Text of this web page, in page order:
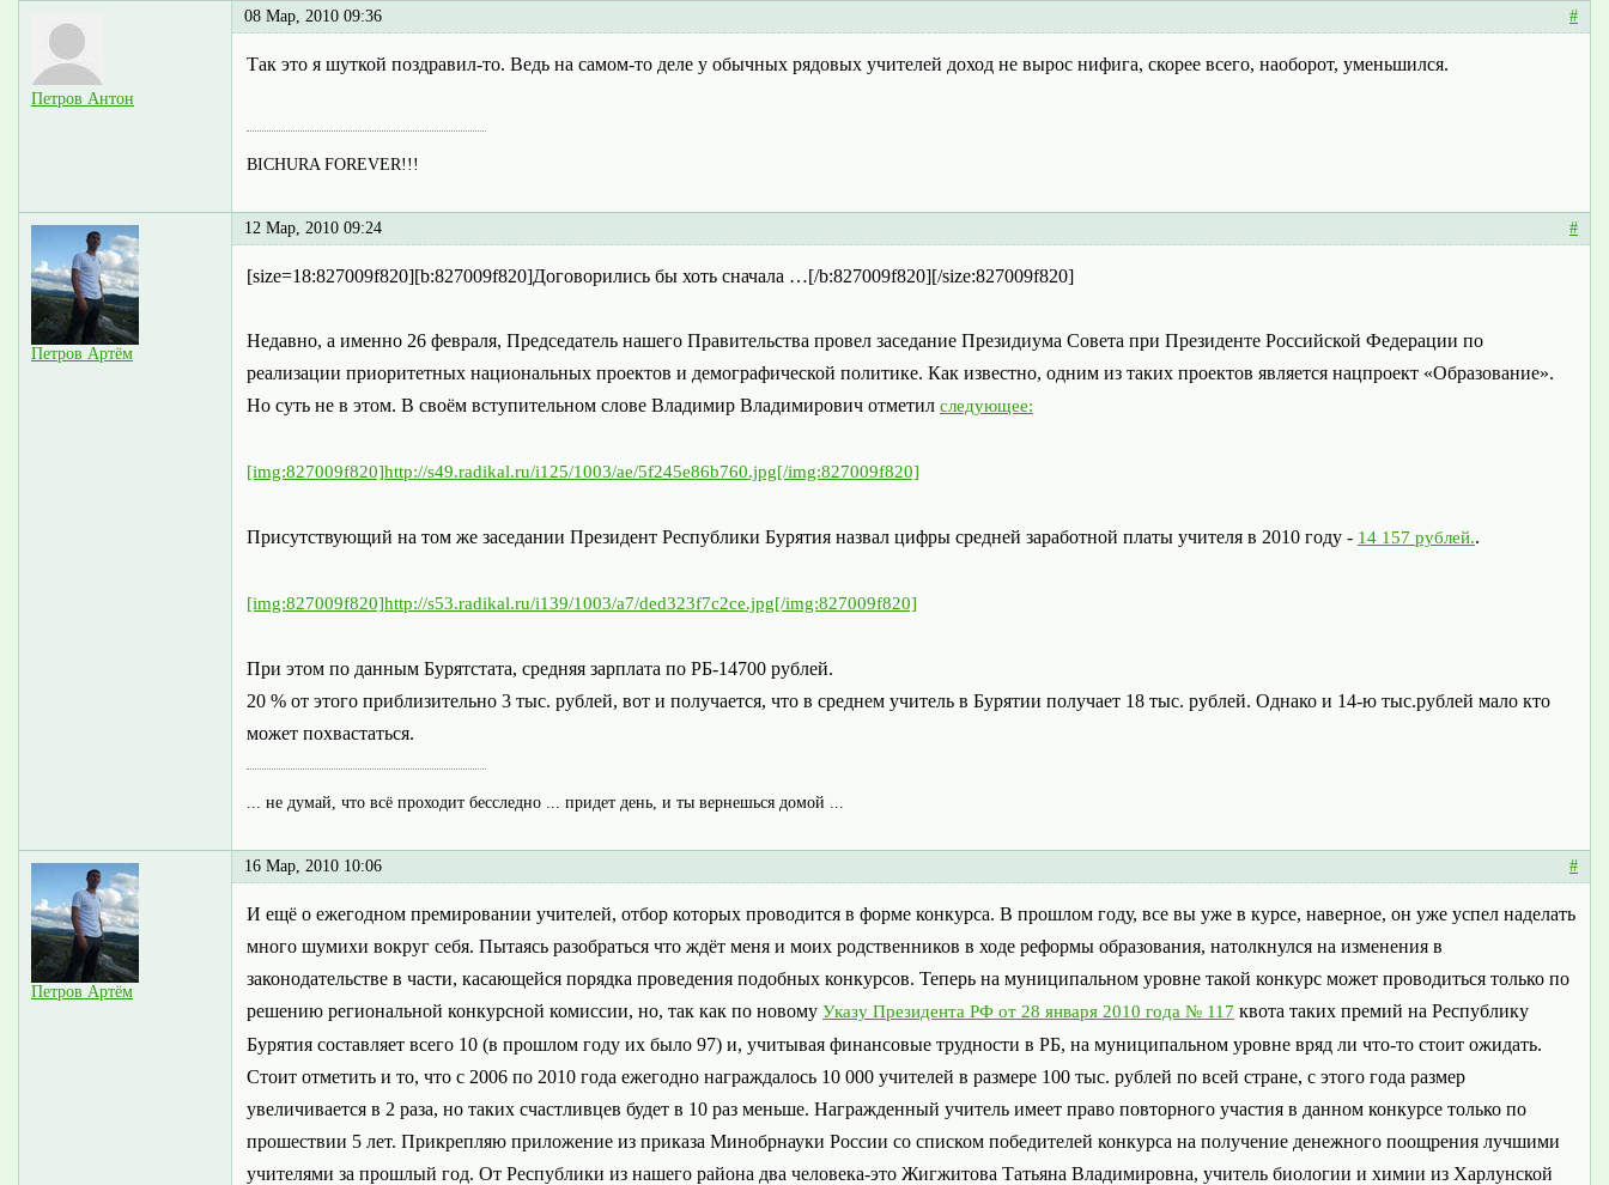
Петров Антон
08 Мар, 2010 09:36 #
Так это я шуткой поздравил-то. Ведь на самом-то деле у обычных рядовых учителей доход не вырос нифига, скорее всего, наоборот, уменьшился.
BICHURA FOREVER!!!
Петров Артём
12 Мар, 2010 09:24 #
[size=18:827009f820][b:827009f820]Договорились бы хоть сначала …[/b:827009f820][/size:827009f820]
Недавно, а именно 26 февраля, Председатель нашего Правительства провел заседание Президиума Совета при Президенте Российской Федерации по
реализации приоритетных национальных проектов и демографической политике. Как известно, одним из таких проектов является нацпроект «Образование».
Но суть не в этом. В своём вступительном слове Владимир Владимирович отметил следующее:
[img:827009f820]http://s49.radikal.ru/i125/1003/ae/5f245e86b760.jpg[/img:827009f820]
Присутствующий на том же заседании Президент Республики Бурятия назвал цифры средней заработной платы учителя в 2010 году - 14 157 рублей..
[img:827009f820]http://s53.radikal.ru/i139/1003/a7/ded323f7c2ce.jpg[/img:827009f820]
При этом по данным Бурятстата, средняя зарплата по РБ-14700 рублей.
20 % от этого приблизительно 3 тыс. рублей, вот и получается, что в среднем учитель в Бурятии получает 18 тыс. рублей. Однако и 14-ю тыс.рублей мало кто
может похвастаться.
... не думай, что всё проходит бесследно ... придет день, и ты вернешься домой ...
Петров Артём
16 Мар, 2010 10:06 #
И ещё о ежегодном премировании учителей, отбор которых проводится в форме конкурса. В прошлом году, все вы уже в курсе, наверное, он уже успел наделать
много шумихи вокруг себя. Пытаясь разобраться что ждёт меня и моих родственников в ходе реформы образования, натолкнулся на изменения в
законодательстве в части, касающейся порядка проведения подобных конкурсов. Теперь на муниципальном уровне такой конкурс может проводиться только по
решению региональной конкурсной комиссии, но, так как по новому Указу Президента РФ от 28 января 2010 года № 117 квота таких премий на Республику
Бурятия составляет всего 10 (в прошлом году их было 97) и, учитывая финансовые трудности в РБ, на муниципальном уровне вряд ли что-то стоит ожидать.
Стоит отметить и то, что с 2006 по 2010 года ежегодно награждалось 10 000 учителей в размере 100 тыс. рублей по всей стране, с этого года размер
увеличивается в 2 раза, но таких счастливцев будет в 10 раз меньше. Награжденный учитель имеет право повторного участия в данном конкурсе только по
прошествии 5 лет. Прикрепляю приложение из приказа Минобрнауки России со списком победителей конкурса на получение денежного поощрения лучшими
учителями за прошлый год. От Республики из нашего района два человека-это Жигжитова Татьяна Владимировна, учитель биологии и химии из Харлунской